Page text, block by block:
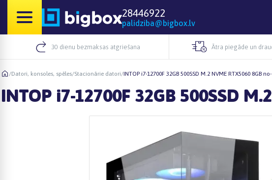
28446922
palidziba@bigbox.lv
30 dienu bezmaksas atgriešana Ātra piegāde un
/Datori, konsoles, spēles/Stacionārie datori/INTOP i7-12700F 32GB 500SSD M.2 NVME RTX5060 8GB
INTOP i7-12700F 32GB 500SSD